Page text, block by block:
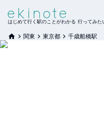
はじめて行く駅のことがわかる 行ってみた
関東 東京都 千歳船橋駅